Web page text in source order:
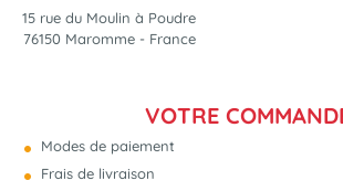
15 rue du Moulin à Poudre
76150 Maromme - France
VOTRE
Modes de paiement
Frais de livraison